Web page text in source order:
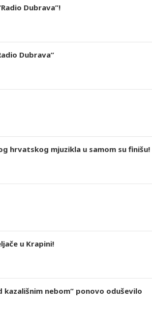
Dubrava”!
Dubrava“
hrvatskog mjuzikla u samom su finišu!
u Krapini!
nebom” ponovo oduševilo